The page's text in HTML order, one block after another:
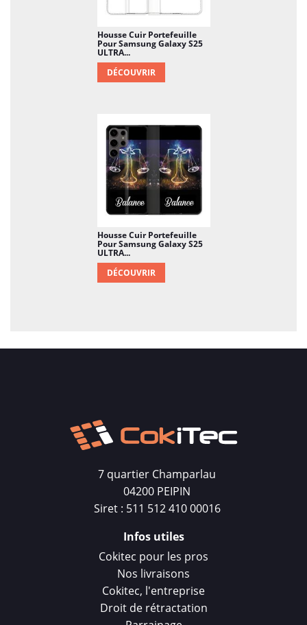
Housse Cuir Portefeuille
Pour Samsung Galaxy S25
ULTRA...
DÉCOUVRIR
Housse Cuir Portefeuille
Pour Samsung Galaxy S25
ULTRA...
DÉCOUVRIR
7 quartier Champarlau
04200 PEIPIN
Siret : 511 512 410 00016
Infos utiles
Cokitec pour les pros
Nos livraisons
Cokitec, l'entreprise
Droit de rétractation